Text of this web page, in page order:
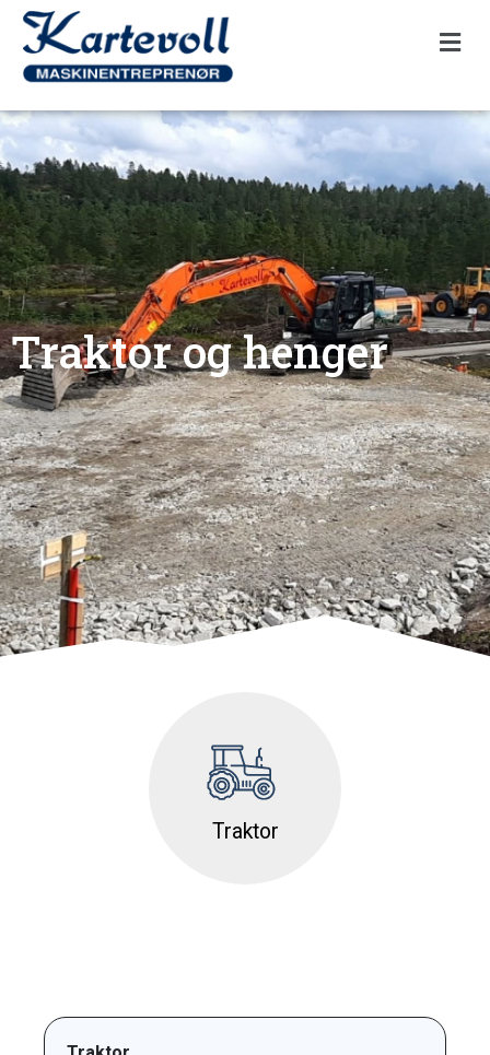
Traktor og henger
Traktor